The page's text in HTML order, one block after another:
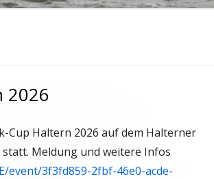
2026
Cup Haltern 2026 auf dem Halterner
statt. Meldung und weitere Infos
event/3f3fd859-2fbf-46e0-acde-